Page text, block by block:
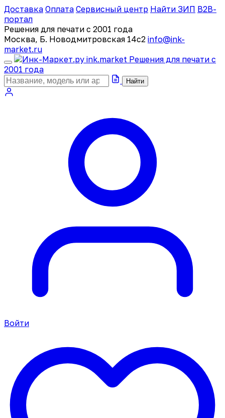
Доставка Оплата Сервисный центр Найти ЗИП B2B-
портал
Решения для печати с 2001 года
Москва, Б. Новодмитровская 14с2 info@ink-
market.ru
ink.market Решения для печати с
2001 года
Найти
Войти